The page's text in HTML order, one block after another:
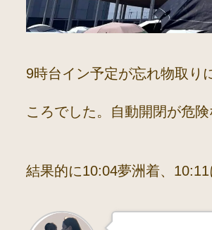
9時台イン予定が忘れ物取
ころでした。自動開閉が危
結果的に10:04夢洲着、10:11